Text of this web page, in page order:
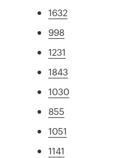
1632
998
1231
1843
1030
855
1051
1141